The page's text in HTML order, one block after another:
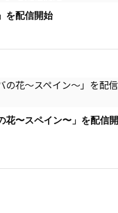
を配信開始
花〜スペイン〜」を配信開